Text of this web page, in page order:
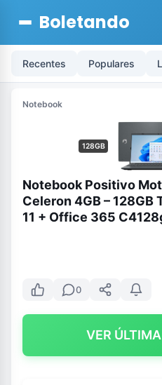
Boletando
Recentes Populares
Notebook
128GB
Notebook Positivo
Celeron 4GB – 128GB
11 + Office 365
0
VER